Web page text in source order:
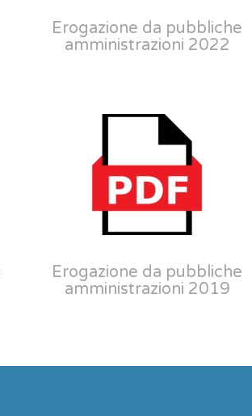
Erogazione da pubbliche
amministrazioni 2022
Erogazione da pubbliche
amministrazioni 2019